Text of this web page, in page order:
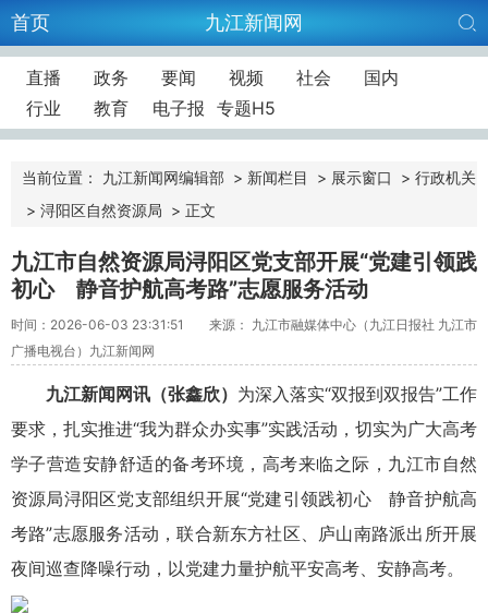
首页 九江新闻网
直播 政务 要闻 视频 社会
国内
行业
教育 电子报 专题H5
当前位置： 九江新闻网编辑部 > 新闻栏目 > 展示窗口 > 行政机关
> 浔阳区自然资源局 > 正文
九江市自然资源局浔阳区党支部开展“党建引领践
初心 静音护航高考路”志愿服务活动
时间：2026-06-03 23:31:51
来源： 九江市融媒体中心（九江日报社 九江市
广播电视台）九江新闻网
九江新闻网讯（张鑫欣） 为深入落实“双报到双报告”工作
要求，扎实推进“我为群众办实事”实践活动，切实为广大高考
学子营造安静舒适的备考环境，高考来临之际，九江市自然
资源局浔阳区党支部组织开展“党建引领践初心 静音护航高
考路”志愿服务活动，联合新东方社区、庐山南路派出所开展
夜间巡查降噪行动，以党建力量护航平安高考、安静高考。